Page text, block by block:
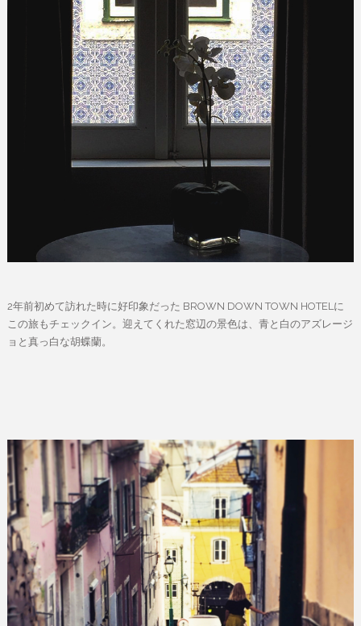
2年前初めて訪れた時に好印象だった BROWN DOWN TOWN HOTELに
この旅もチェックイン。迎えてくれた窓辺の景色は、青と白のアズレージ
ョと真っ白な胡蝶蘭。